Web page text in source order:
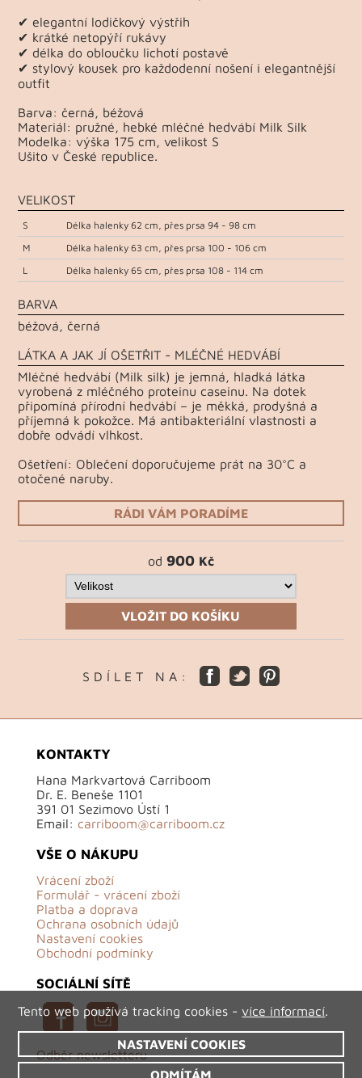
✔ elegantní lodičkový výstřih
✔ krátké netopýří rukávy
✔ délka do obloučku lichotí postavě
✔ stylový kousek pro každodenní nošení i elegantnější
outfit
Barva: černá, béžová
Materiál: pružné, hebké mléčné hedvábí Milk Silk
Modelka: výška 175 cm, velikost S
Ušito v České republice.
VELIKOST
S
Délka halenky 62 cm, přes prsa 94 - 98 cm
M
Délka halenky 63 cm, přes prsa 100 - 106 cm
L
Délka halenky 65 cm, přes prsa 108 - 114 cm
BARVA
béžová, černá
LÁTKA A JAK JÍ OŠETŘIT - MLÉČNÉ HEDVÁBÍ
Mléčné hedvábí (Milk silk) je jemná, hladká látka
vyrobená z mléčného proteinu caseinu. Na dotek
připomíná přírodní hedvábí – je měkká, prodyšná a
příjemná k pokožce. Má antibakteriální vlastnosti a
dobře odvádí vlhkost.
Ošetření: Oblečení doporučujeme prát na 30°C a
otočené naruby.
RÁDI VÁM PORADÍME
od 900 Kč
VLOŽIT DO KOŠÍKU
S D Í L E T N A :
KONTAKTY
Hana Markvartová Carriboom
Dr. E. Beneše 1101
391 01 Sezimovo Ústí 1
Email: carriboom@carriboom.cz
VŠE O NÁKUPU
Vrácení zboží
Formulář - vrácení zboží
Platba a doprava
Ochrana osobních údajů
Nastavení cookies
Obchodní podmínky
SOCIÁLNÍ SÍTĚ
Odběr newsletteru
Tento web používá tracking cookies -více informací.
NASTAVENÍ COOKIES
ODMÍTÁM